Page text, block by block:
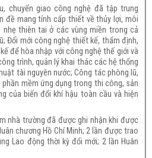
chuyển giao công nghệ đã tập trung
đề mang tính cấp thiết về thủy lợi, môi
nhẹ thiên tai ở các vùng miền trong cả
Đổi mới công nghệ thiết kế, thẩm định,
để hòa nhập với công nghệ thế giới và
trình, quản lý khai thác các hệ thống
tài nguyên nước; Công tác phòng lũ,
mềm ứng dụng trong thi công, sản
của biến đổi khí hậu toàn cầu và hiện
nhà trường đã được ghi nhận khi được
chương Hồ Chí Minh; 2 lần được trao
Lao động thời kỳ đổi mới; 2 lần Huân